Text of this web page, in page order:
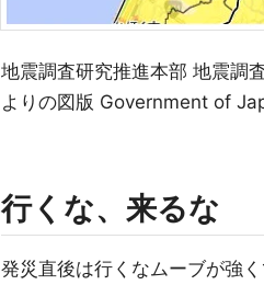
地震調査研究推進本部 地震調
よりの図版 Government of
行くな、来るな
発災直後は行くなムーブが強